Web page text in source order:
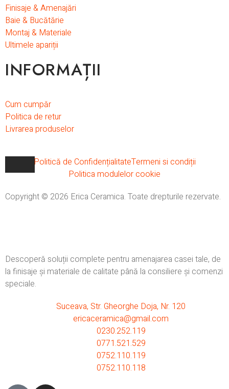
Finisaje & Amenajări
Baie & Bucătărie
Montaj & Materiale
Ultimele apariții
INFORMAȚII
Cum cumpăr
Politica de retur
Livrarea produselor
Politică de ConfidențialitateTermeni si condiții
Politica modulelor cookie
Copyright © 2026 Erica Ceramica. Toate drepturile rezervate.
Descoperă soluții complete pentru amenajarea casei tale, de
la finisaje și materiale de calitate până la consiliere și comenzi
speciale.
Suceava, Str. Gheorghe Doja, Nr. 120
ericaceramica@gmail.com
0230.252.119
0771.521.529
0752.110.119
0752.110.118